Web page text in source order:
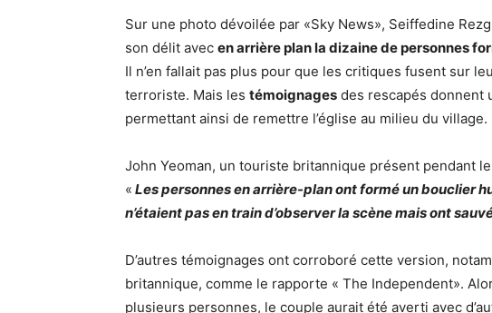
Sur une photo dévoilée par «Sky News», Seiffedine
son délit avec en arrière plan la dizaine de personnes
Il n’en fallait pas plus pour que les critiques fusent sur
terroriste. Mais les témoignages des rescapés donnent
permettant ainsi de remettre l’église au milieu du village.
John Yeoman, un touriste britannique présent pendant
« Les personnes en arrière-plan ont formé un bouclier
n’étaient pas en train d’observer la scène mais ont
D’autres témoignages ont corroboré cette version,
britannique, comme le rapporte « The Independent».
plusieurs personnes, le couple aurait été averti avec